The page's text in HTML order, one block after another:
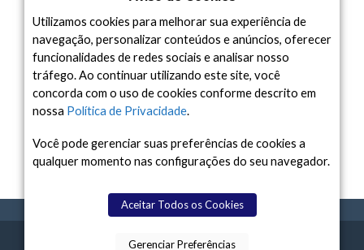
UNIVERSO
VÍDEO
Arquivo
Arquivo
TERMOS CONTATO SPACE TODAY
Utilizamos cookies para melhorar sua experiência de
navegação, personalizar conteúdos e anúncios, oferecer
funcionalidades de redes sociais e analisar nosso
tráfego. Ao continuar utilizando este site, você
concorda com o uso de cookies conforme descrito em
nossa Política de Privacidade.
Você pode gerenciar suas preferências de cookies a
qualquer momento nas configurações do seu navegador.
Aceitar Todos os Cookies
Gerenciar Preferências